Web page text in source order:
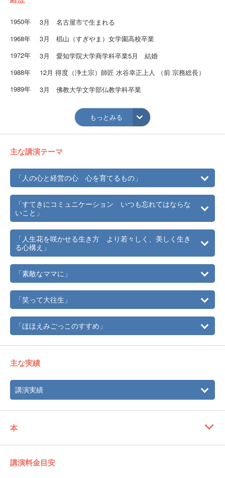
1950年
3月 名古屋市で生まれる
1968年
3月 椙山（すぎやま）女学園高校卒業
1972年
3月 愛知学院大学商学科卒業5月 結婚
1988年
12月 得度（浄土宗）師匠 水谷幸正上人 （前 宗務総長）
1989年
3月 佛教大学文学部仏教学科卒業
12月 剃髪（ていはつ）
4月 浄土宗 僧籍 取得
もっとみる
主な講演テーマ
「人の心と経営の心 心を育てるもの」
「すてきにコミュニケーション いつも忘れてはならな
いこと」
「人生花を咲かせる生き方 より若々しく、美しく生き
る心構え」
「素敵なママに」
「笑って大往生」
「ほほえみごっこのすすめ」
主な実績
講演実績
本
講演料金目安